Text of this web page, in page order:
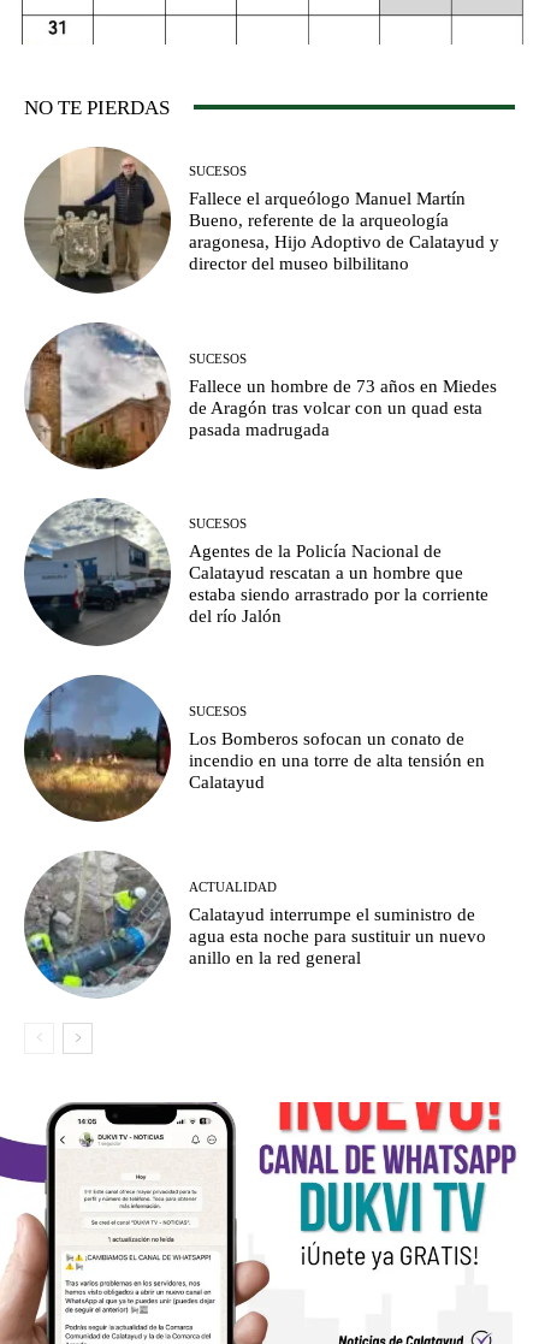
NO TE PIERDAS
SUCESOS
Fallece el arqueólogo Manuel Martín
Bueno, referente de la arqueología
aragonesa, Hijo Adoptivo de Calatayud y
director del museo bilbilitano
SUCESOS
Fallece un hombre de 73 años en Miedes
de Aragón tras volcar con un quad esta
pasada madrugada
SUCESOS
Agentes de la Policía Nacional de
Calatayud rescatan a un hombre que
estaba siendo arrastrado por la corriente
del río Jalón
SUCESOS
Los Bomberos sofocan un conato de
incendio en una torre de alta tensión en
Calatayud
ACTUALIDAD
Calatayud interrumpe el suministro de
agua esta noche para sustituir un nuevo
anillo en la red general